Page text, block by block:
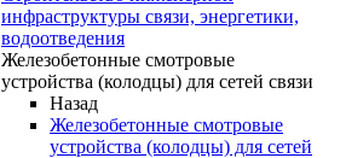
инфраструктуры связи, энергетики,
водоотведения
Железобетонные смотровые
устройства (колодцы) для сетей связи
Назад
Железобетонные смотровые
устройства (колодцы) для сетей